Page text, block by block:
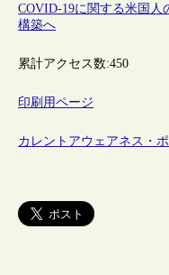
COVID-19に関する米国人
構築へ
累計アクセス数:450
印刷用ページ
カレントアウェアネス・